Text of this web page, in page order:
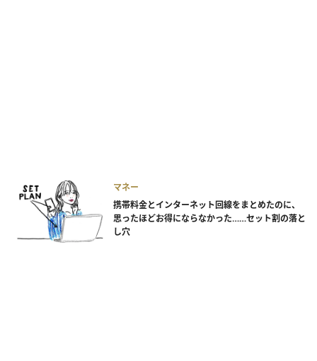
マネー
携帯料金とインターネット回線をまとめたのに、
思ったほどお得にならなかった……セット割の落と
し穴